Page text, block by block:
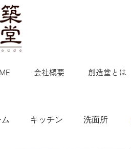
会社概要 創造堂とは
キッチン 洗面所